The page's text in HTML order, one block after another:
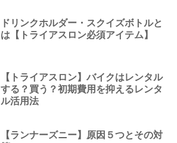
ドリンクホルダー・スクイズボトルと
は【トライアスロン必須アイテム】
【トライアスロン】バイクはレンタル
する？買う？初期費用を抑えるレンタ
ル活用法
【ランナーズニー】原因５つとその対